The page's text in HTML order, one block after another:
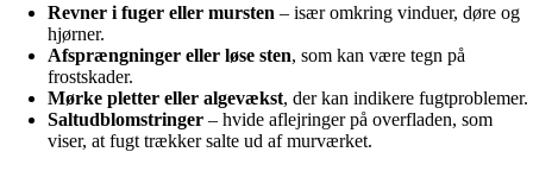
Revner i fuger eller mursten – især omkring vinduer, døre og
hjørner.
Afsprængninger eller løse sten, som kan være tegn på
frostskader.
Mørke pletter eller algevækst, der kan indikere fugtproblemer.
Saltudblomstringer – hvide aflejringer på overfladen, som
viser, at fugt trækker salte ud af murværket.